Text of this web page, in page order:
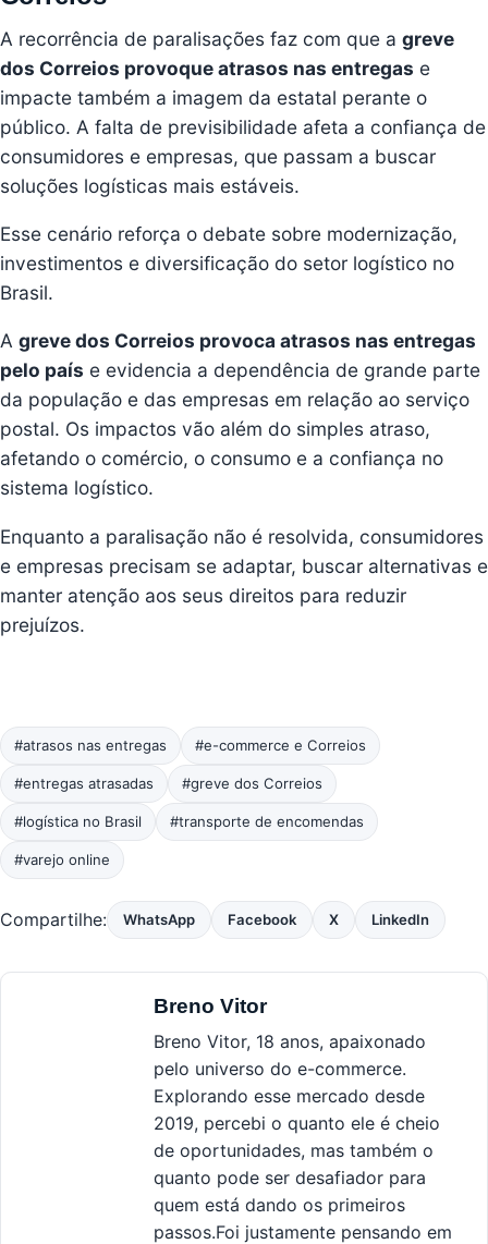
A recorrência de paralisações faz com que a greve
dos Correios provoque atrasos nas entregas e
impacte também a imagem da estatal perante o
público. A falta de previsibilidade afeta a confiança de
consumidores e empresas, que passam a buscar
soluções logísticas mais estáveis.
Esse cenário reforça o debate sobre modernização,
investimentos e diversificação do setor logístico no
Brasil.
A greve dos Correios provoca atrasos nas entregas
pelo país e evidencia a dependência de grande parte
da população e das empresas em relação ao serviço
postal. Os impactos vão além do simples atraso,
afetando o comércio, o consumo e a confiança no
sistema logístico.
Enquanto a paralisação não é resolvida, consumidores
e empresas precisam se adaptar, buscar alternativas e
manter atenção aos seus direitos para reduzir
prejuízos.
#atrasos nas entregas #e-commerce e Correios
#entregas atrasadas #greve dos Correios
#logística no Brasil #transporte de encomendas
#varejo online
Compartilhe: WhatsApp Facebook X LinkedIn
Breno Vitor
Breno Vitor, 18 anos, apaixonado
pelo universo do e-commerce.
Explorando esse mercado desde
2019, percebi o quanto ele é cheio
de oportunidades, mas também o
quanto pode ser desafiador para
quem está dando os primeiros
passos.Foi justamente pensando em